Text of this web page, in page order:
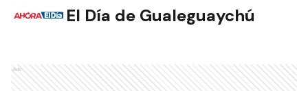
El Día de Gualeguaychú
Ads